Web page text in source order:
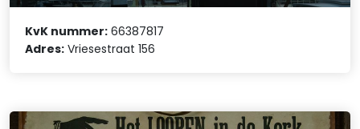
KvK nummer: 66387817
Adres: Vriesestraat 156